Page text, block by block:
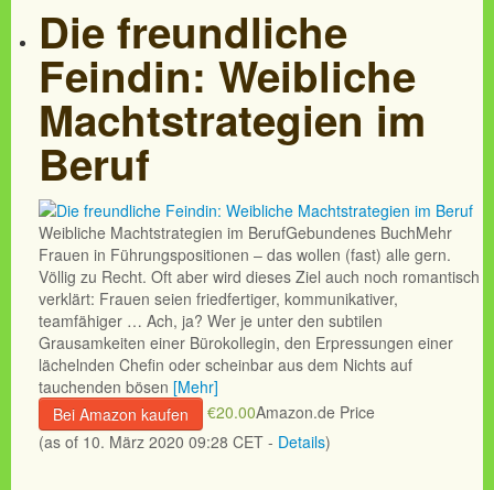
Die freundliche
Feindin: Weibliche
Machtstrategien im
Beruf
Weibliche Machtstrategien im BerufGebundenes BuchMehr
Frauen in Führungspositionen – das wollen (fast) alle gern.
Völlig zu Recht. Oft aber wird dieses Ziel auch noch romantisch
verklärt: Frauen seien friedfertiger, kommunikativer,
teamfähiger … Ach, ja? Wer je unter den subtilen
Grausamkeiten einer Bürokollegin, den Erpressungen einer
lächelnden Chefin oder scheinbar aus dem Nichts auf
tauchenden bösen [Mehr]
Bei Amazon kaufen
€20.00Amazon.de Price
(as of 10. März 2020 09:28 CET - Details)